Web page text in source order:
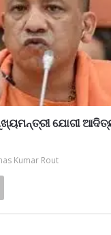
ଯୋଗୀ
Kumar Rout